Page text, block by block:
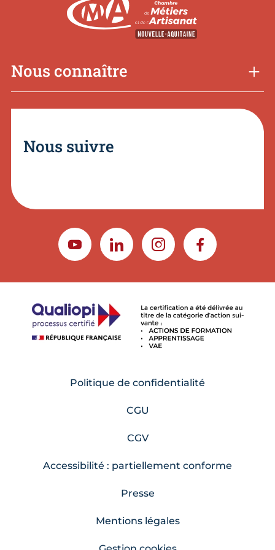
Nous connaître
Nous suivre
YOUTUBELINKEDININSTAGRAMFACEBOOK
Politique de confidentialité
CGU
CGV
Accessibilité : partiellement conforme
Presse
Mentions légales